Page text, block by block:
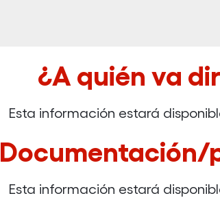
¿A quién va
Esta información estará
Documentación/
Esta información estará